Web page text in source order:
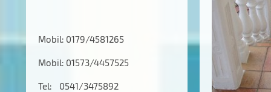
Mobil: 0179/4581265
Mobil: 01573/4457525
Tel: 0541/3475892